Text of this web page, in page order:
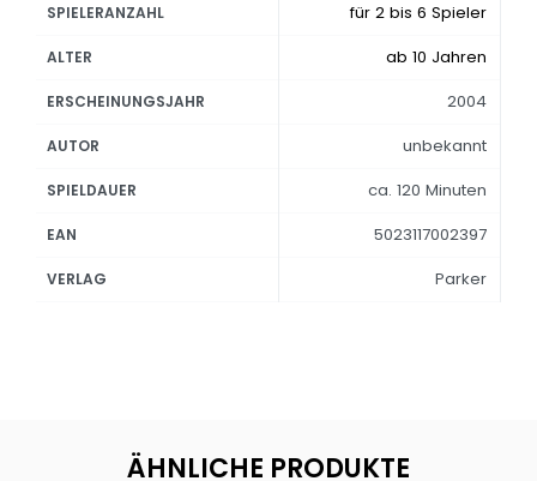
SPIELERANZAHL für 2 bis 6 Spieler
ALTER ab 10 Jahren
ERSCHEINUNGSJAHR 2004
AUTOR unbekannt
SPIELDAUER ca. 120 Minuten
EAN 5023117002397
VERLAG Parker
ÄHNLICHE PRODUKTE